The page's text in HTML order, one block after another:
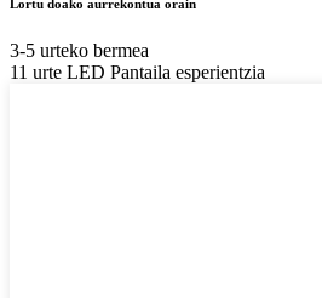
Lortu doako aurrekontua orain
3-5 urteko bermea
11 urte LED Pantaila esperientzia